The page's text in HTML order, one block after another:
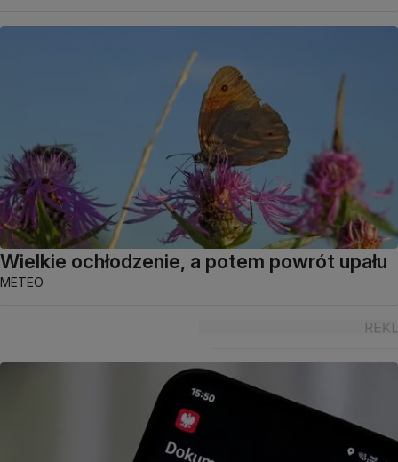
Wielkie ochłodzenie, a potem powrót upału
METEO